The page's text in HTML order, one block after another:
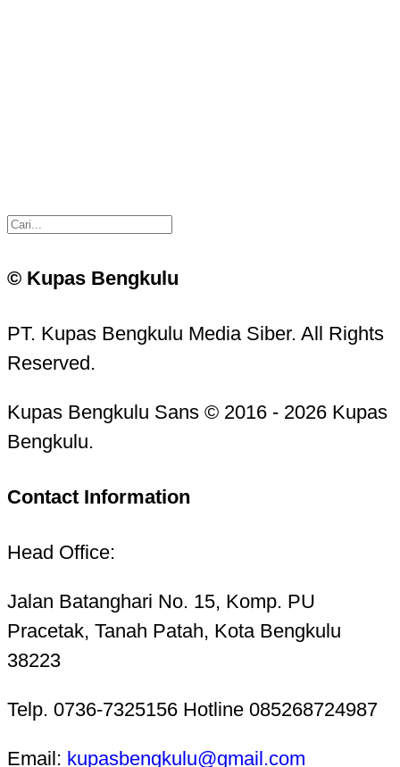
© Kupas Bengkulu
PT. Kupas Bengkulu Media Siber. All Rights
Reserved.
Kupas Bengkulu Sans © 2016 - 2026 Kupas
Bengkulu.
Contact Information
Head Office:
Jalan Batanghari No. 15, Komp. PU
Pracetak, Tanah Patah, Kota Bengkulu
38223
Telp. 0736-7325156 Hotline 085268724987
Email: kupasbengkulu@gmail.com